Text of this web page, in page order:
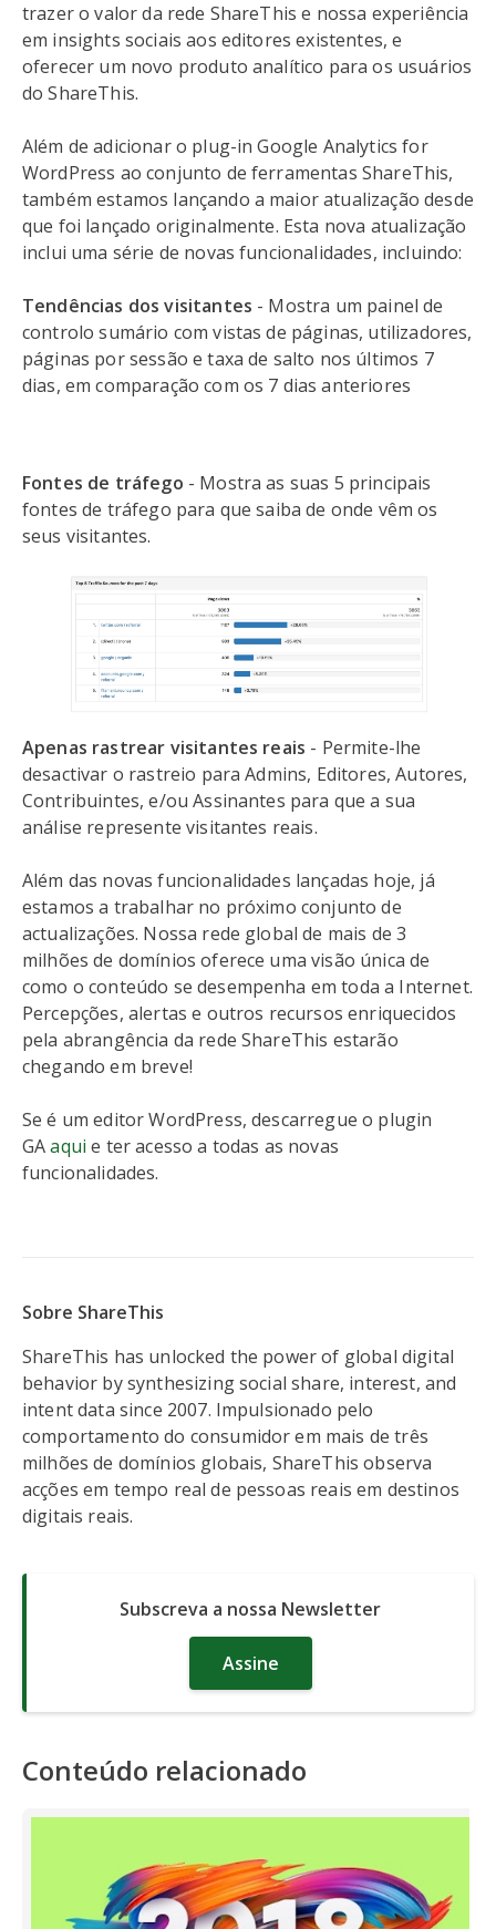
trazer o valor da rede ShareThis e nossa experiência
em insights sociais aos editores existentes, e
oferecer um novo produto analítico para os usuários
do ShareThis.
Além de adicionar o plug-in Google Analytics for
WordPress ao conjunto de ferramentas ShareThis,
também estamos lançando a maior atualização desde
que foi lançado originalmente. Esta nova atualização
inclui uma série de novas funcionalidades, incluindo:
Tendências dos visitantes - Mostra um painel de
controlo sumário com vistas de páginas, utilizadores,
páginas por sessão e taxa de salto nos últimos 7
dias, em comparação com os 7 dias anteriores
Fontes de tráfego - Mostra as suas 5 principais
fontes de tráfego para que saiba de onde vêm os
seus visitantes.
Apenas rastrear visitantes reais - Permite-lhe
desactivar o rastreio para Admins, Editores, Autores,
Contribuintes, e/ou Assinantes para que a sua
análise represente visitantes reais.
Além das novas funcionalidades lançadas hoje, já
estamos a trabalhar no próximo conjunto de
actualizações. Nossa rede global de mais de 3
milhões de domínios oferece uma visão única de
como o conteúdo se desempenha em toda a Internet.
Percepções, alertas e outros recursos enriquecidos
pela abrangência da rede ShareThis estarão
chegando em breve!
Se é um editor WordPress, descarregue o plugin
GAaqui e ter acesso a todas as novas
funcionalidades.
Sobre ShareThis
ShareThis has unlocked the power of global digital
behavior by synthesizing social share, interest, and
intent data since 2007. Impulsionado pelo
comportamento do consumidor em mais de três
milhões de domínios globais, ShareThis observa
acções em tempo real de pessoas reais em destinos
digitais reais.
Subscreva a nossa Newsletter
Assine
Conteúdo relacionado